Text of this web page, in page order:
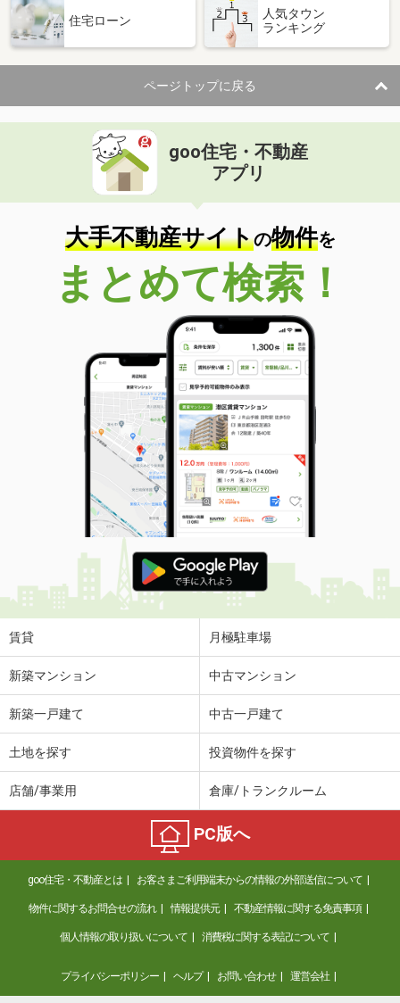
住宅ローン
人気タウン
ランキング
ページトップに戻る
goo住宅・不動産
アプリ
大手不動産サイトの物件を
まとめて検索！
賃貸 月極駐車場
新築マンション 中古マンション
新築一戸建て 中古一戸建て
土地を探す 投資物件を探す
店舗/事業用 倉庫/トランクルーム
PC版へ
goo住宅・不動産とは お客さまご利用端末からの情報の外部送信について
物件に関するお問合せの流れ 情報提供元 不動産情報に関する免責事項
個人情報の取り扱いについて 消費税に関する表記について
プライバシーポリシー ヘルプ お問い合わせ 運営会社